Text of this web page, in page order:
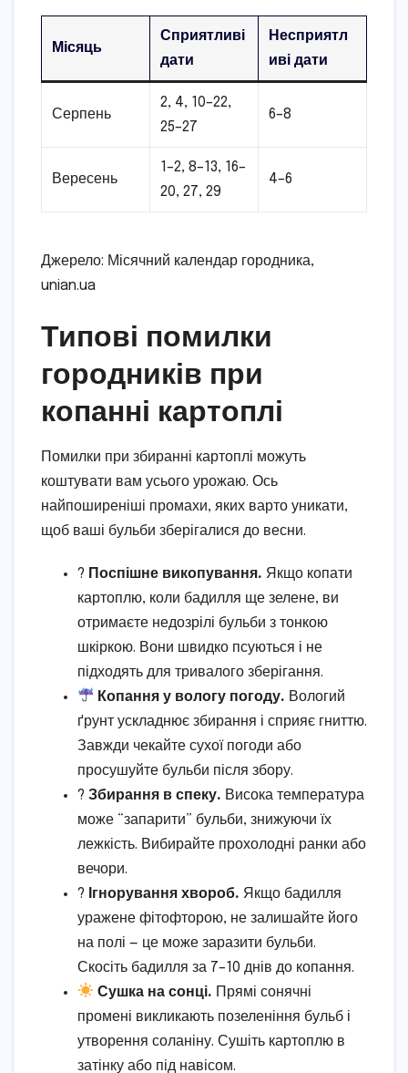
Місяць
Сприятливі
дати
Несприятл
иві дати
Серпень
2, 4, 10–22,
25–27
6–8
Вересень
1–2, 8–13, 16–
20, 27, 29
4–6
Джерело: Місячний календар городника,
unian.ua
Типові помилки
городників при
копанні картоплі
Помилки при збиранні картоплі можуть
коштувати вам усього урожаю. Ось
найпоширеніші промахи, яких варто уникати,
щоб ваші бульби зберігалися до весни.
? Поспішне викопування. Якщо копати
картоплю, коли бадилля ще зелене, ви
отримаєте недозрілі бульби з тонкою
шкіркою. Вони швидко псуються і не
підходять для тривалого зберігання.
Копання у вологу погоду. Вологий
ґрунт ускладнює збирання і сприяє гниттю.
Завжди чекайте сухої погоди або
просушуйте бульби після збору.
? Збирання в спеку. Висока температура
може “запарити” бульби, знижуючи їх
лежкість. Вибирайте прохолодні ранки або
вечори.
? Ігнорування хвороб. Якщо бадилля
уражене фітофторою, не залишайте його
на полі — це може заразити бульби.
Скосіть бадилля за 7–10 днів до копання.
Сушка на сонці. Прямі сонячні
промені викликають позеленіння бульб і
утворення соланіну. Сушіть картоплю в
затінку або під навісом.